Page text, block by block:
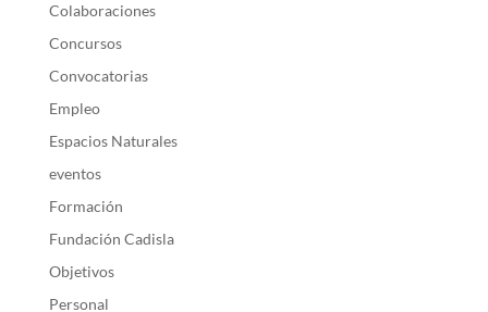
Colaboraciones
Concursos
Convocatorias
Empleo
Espacios Naturales
eventos
Formación
Fundación Cadisla
Objetivos
Personal